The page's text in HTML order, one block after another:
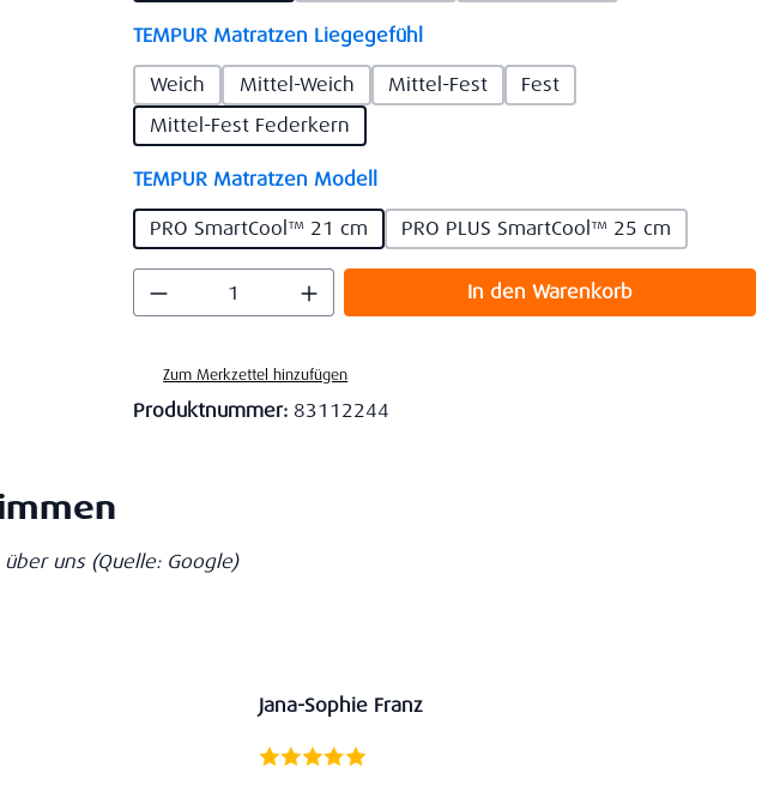
TEMPUR Matratzen Liegegefühlauswählen
Weich
Mittel-Weich Mittel-Fest
Fest
Mittel-Fest Federkern
TEMPUR Matratzen Modellauswählen
PRO SmartCool™ 21 cm
PRO PLUS SmartCool™ 25 cm
Produkt Anzahl: Gib den gewünschten Wert
In den Warenkorb
Zum Merkzettel hinzufügen
Produktnummer: 83112244
uns (Quelle: Google)
Jana-Sophie Franz